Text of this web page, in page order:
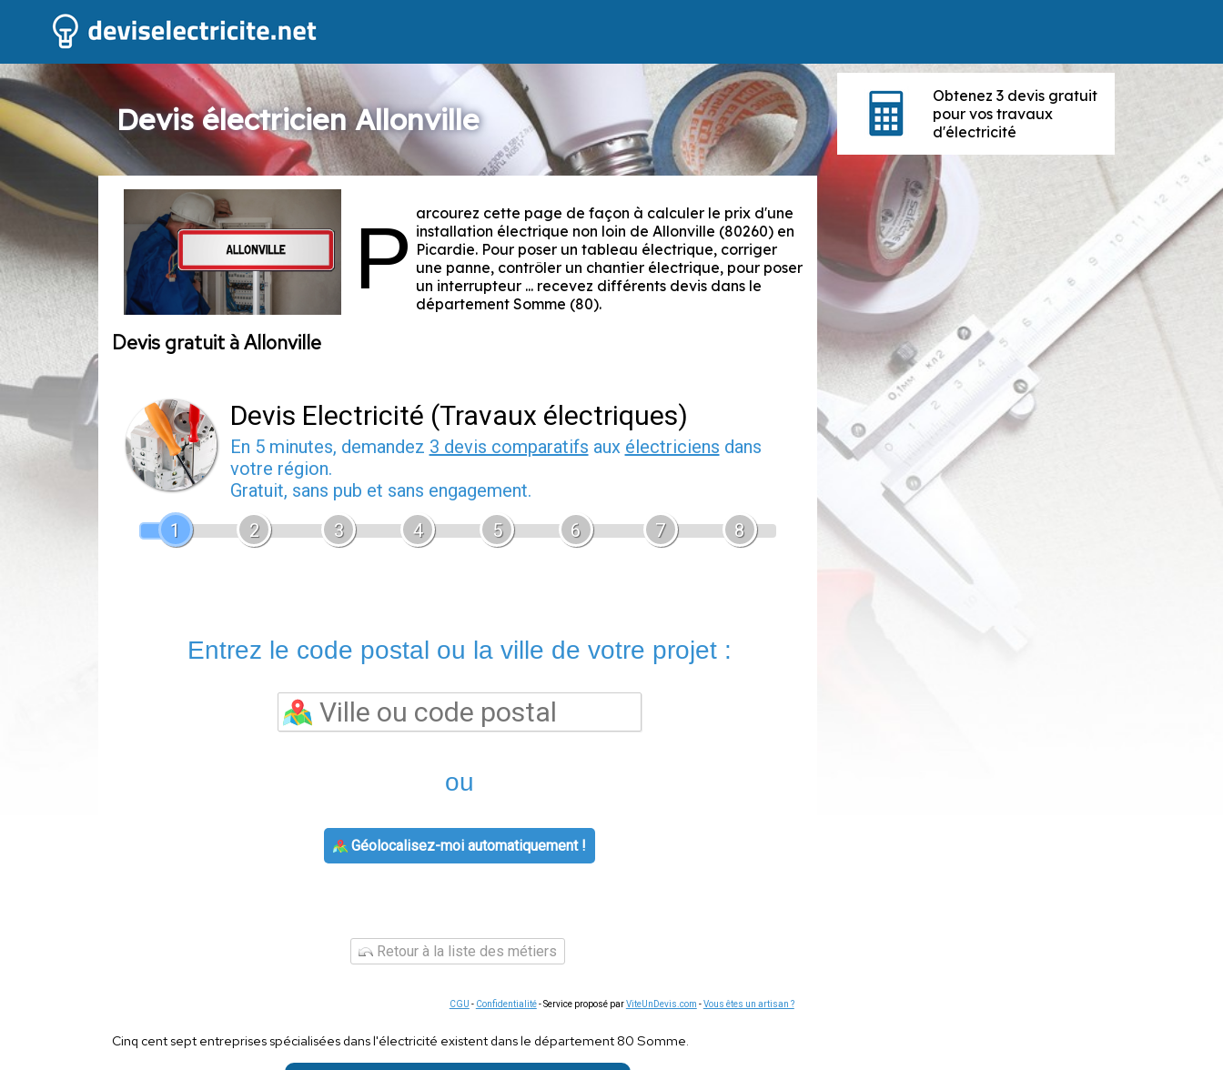
Devis électricien Allonville
P arcourez cette page de façon à calculer le prix d'une
installation électrique non loin de Allonville (80260) en
Picardie. Pour poser un tableau électrique, corriger
une panne, contrôler un chantier électrique, pour poser
un interrupteur ... recevez différents devis dans le
département Somme (80).
Devis gratuit à Allonville
Devis Electricité (Travaux électriques)
En 5 minutes, demandez 3 devis comparatifs aux électriciens dans
votre région.
Gratuit, sans pub et sans engagement.
1
2 3 4 5 6 7 8
Entrez le code postal ou la ville de votre projet :
ou
Géolocalisez-moi automatiquement !
Retour à la liste des métiers
CGU - Confidentialité- Service proposé parViteUnDevis.com -Vous êtes un artisan ?
Cinq cent sept entreprises spécialisées dans l'électricité existent dans le département 80 Somme.
Obtenez 3 devis gratuit
pour vos travaux
d'électricité